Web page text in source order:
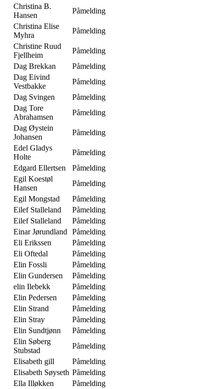
Christina B.
Hansen
Påmelding
Christina Elise
Myhra
Påmelding
Christine Ruud
Fjellheim
Påmelding
Dag Brekkan
Påmelding
Dag Eivind
Vestbakke
Påmelding
Dag Svingen
Påmelding
Dag Tore
Abrahamsen
Påmelding
Dag Øystein
Johansen
Påmelding
Edel Gladys
Holte
Påmelding
Edgard Ellertsen
Påmelding
Egil Koestøl
Hansen
Påmelding
Egil Mongstad
Påmelding
Eilef Stalleland
Påmelding
Eilef Stalleland
Påmelding
Einar Jørundland
Påmelding
Eli Erikssen
Påmelding
Eli Oftedal
Påmelding
Elin Fossli
Påmelding
Elin Gundersen
Påmelding
elin Ilebekk
Påmelding
Elin Pedersen
Påmelding
Elin Strand
Påmelding
Elin Stray
Påmelding
Elin Sundtjønn
Påmelding
Elin Søberg
Stubstad
Påmelding
Elisabeth gill
Påmelding
Elisabeth Søyseth Påmelding
Ella Illøkken
Påmelding